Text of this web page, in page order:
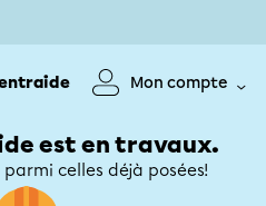
Mon compte
est en travaux.
celles déjà posées!